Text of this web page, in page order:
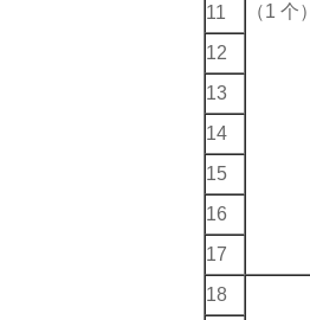
（1 个
11
12
13
14
15
16
17
18